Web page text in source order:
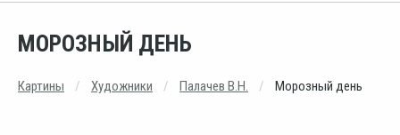
МОРОЗНЫЙ ДЕНЬ
Картины Художники Палачев В.Н. Морозный день